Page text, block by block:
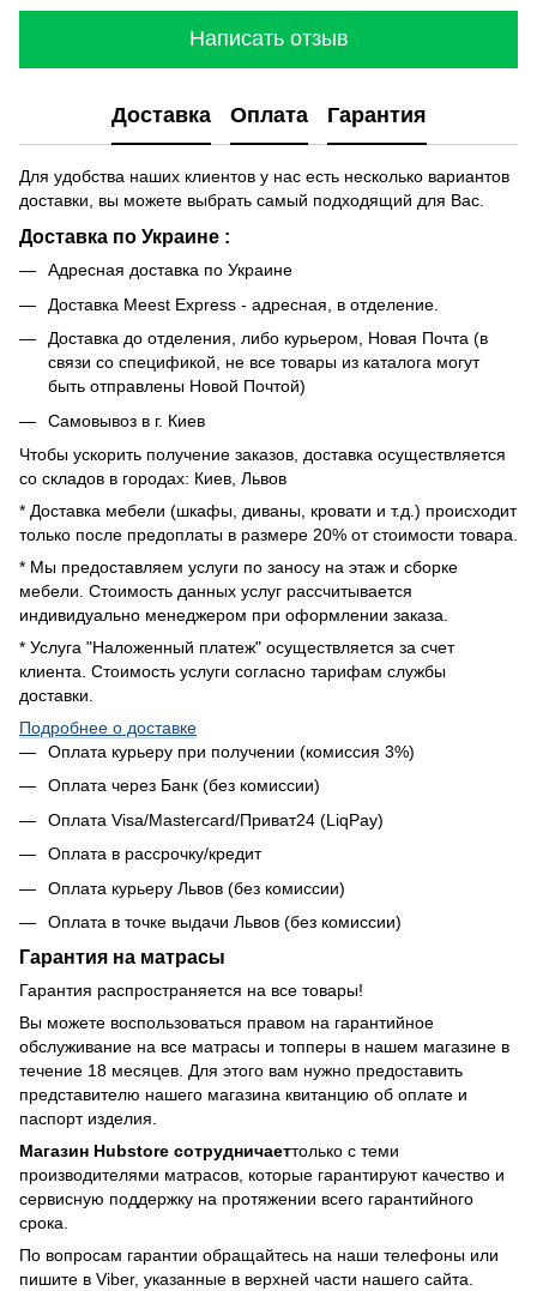
Написать отзыв
Доставка Оплата Гарантия
Для удобства наших клиентов у нас есть несколько вариантов
доставки, вы можете выбрать самый подходящий для Вас.
Доставка по Украине :
Адресная доставка по Украине
Доставка Meest Express - адресная, в отделение.
Доставка до отделения, либо курьером, Новая Почта (в
связи со спецификой, не все товары из каталога могут
быть отправлены Новой Почтой)
Самовывоз в г. Киев
Чтобы ускорить получение заказов, доставка осуществляется
со складов в городах: Киев, Львов
* Доставка мебели (шкафы, диваны, кровати и т.д.) происходит
только после предоплаты в размере 20% от стоимости товара.
* Мы предоставляем услуги по заносу на этаж и сборке
мебели. Стоимость данных услуг рассчитывается
индивидуально менеджером при оформлении заказа.
* Услуга "Наложенный платеж" осуществляется за счет
клиента. Стоимость услуги согласно тарифам службы
доставки.
Подробнее о доставке
Оплата курьеру при получении (комиссия 3%)
Оплата через Банк (без комиссии)
Оплата Visa/Mastercard/Приват24 (LiqPay)
Оплата в рассрочку/кредит
Оплата курьеру Львов (без комиссии)
Оплата в точке выдачи Львов (без комиссии)
Гарантия на матрасы
Гарантия распространяется на все товары!
Вы можете воспользоваться правом на гарантийное
обслуживание на все матрасы и топперы в нашем магазине в
течение 18 месяцев. Для этого вам нужно предоставить
представителю нашего магазина квитанцию об оплате и
паспорт изделия.
Магазин Hubstore сотрудничаеттолько с теми
производителями матрасов, которые гарантируют качество и
сервисную поддержку на протяжении всего гарантийного
срока.
По вопросам гарантии обращайтесь на наши телефоны или
пишите в Viber, указанные в верхней части нашего сайта.